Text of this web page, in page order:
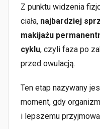
Z punktu widzenia
ciała, najbardziej
makijażu
cyklu, czyli faza po
przed owulacją.
Ten etap nazywany
moment, gdy
i lepszemu